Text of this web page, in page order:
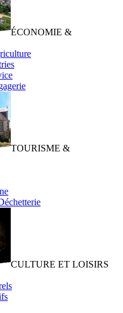
ÉCONOMIE &
TOURISME &
CULTURE ET LOISIRS